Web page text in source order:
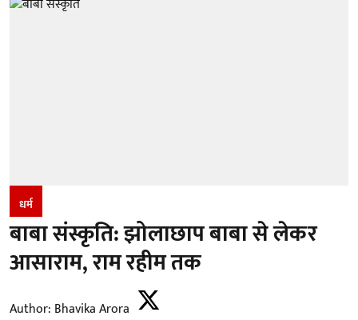
धर्म
बाबा संस्कृति: झोलाछाप बाबा से लेकर
आसाराम, राम रहीम तक
Author: Bhavika Arora